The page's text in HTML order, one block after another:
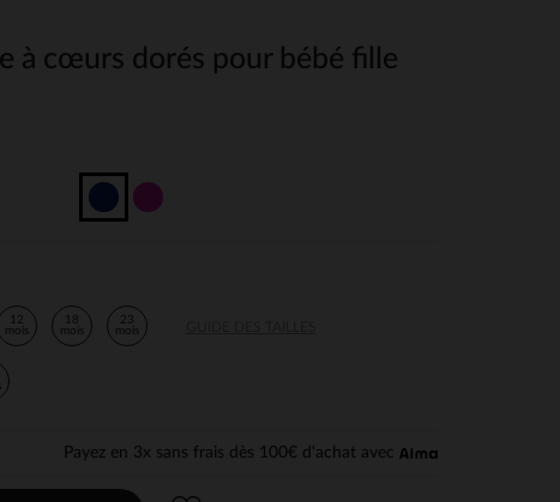
à cœurs dorés pour bébé fille
12
mois
18
mois
23
mois
Payez en 3x sans frais dès 100€ d'achat avec